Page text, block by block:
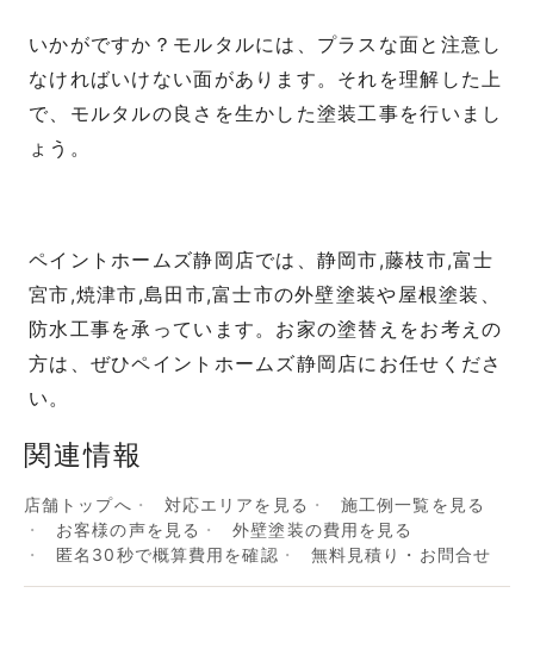
いかがですか？モルタルには、プラスな面と注意し
なければいけない面があります。それを理解した上
で、モルタルの良さを生かした塗装工事を行いまし
ょう。
ペイントホームズ静岡店では、静岡市,藤枝市,富士
宮市,焼津市,島田市,富士市の外壁塗装や屋根塗装、
防水工事を承っています。お家の塗替えをお考えの
方は、ぜひペイントホームズ静岡店にお任せくださ
い。
関連情報
店舗トップへ 対応エリアを見る
施工例一覧を見る
お客様の声を見る
外壁塗装の費用を見る
匿名30秒で概算費用を確認
無料見積り・お問合せ